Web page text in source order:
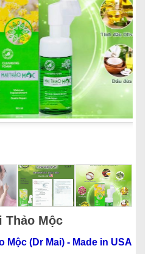
Thảo Mộc
Mộc (Dr Mai) - Made in USA